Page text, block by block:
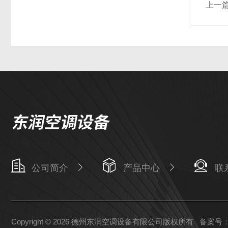
上一
公司简介 产品中心 联
Copyright © 2026 德州东润空调设备有限公司版权所有 备案号